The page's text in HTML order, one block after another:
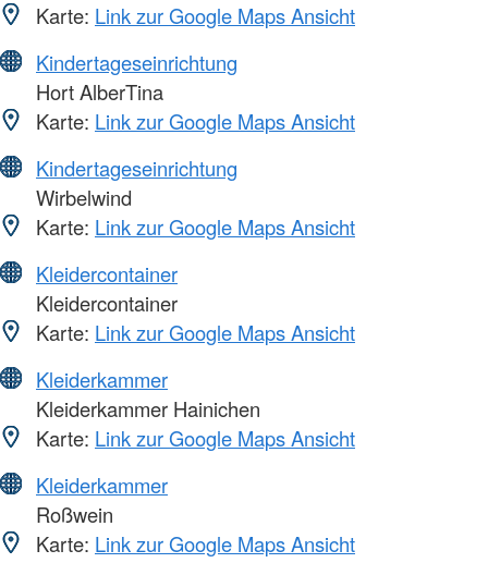
Karte: Link zur Google Maps Ansicht
Kindertageseinrichtung
Hort AlberTina
Karte: Link zur Google Maps Ansicht
Kindertageseinrichtung
Wirbelwind
Karte: Link zur Google Maps Ansicht
Kleidercontainer
Kleidercontainer
Karte: Link zur Google Maps Ansicht
Kleiderkammer
Kleiderkammer Hainichen
Karte: Link zur Google Maps Ansicht
Kleiderkammer
Roßwein
Karte: Link zur Google Maps Ansicht